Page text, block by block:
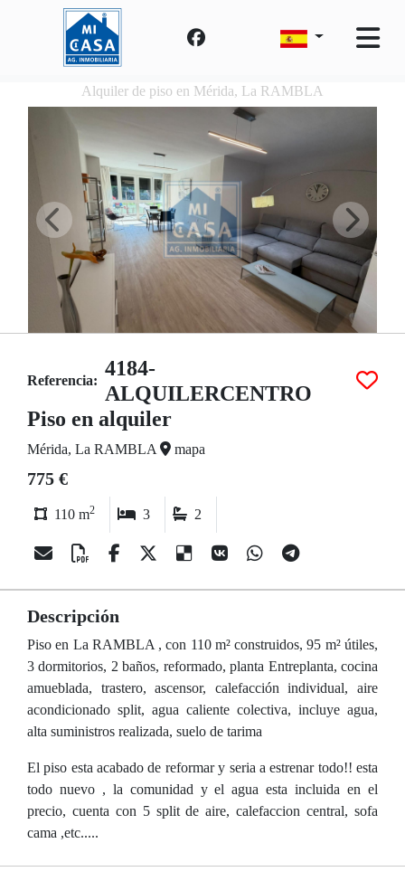
Alquiler de piso en Mérida, La RAMBLA
Referencia:
4184-
ALQUILERCENTRO
Piso en alquiler
Mérida, La RAMBLA mapa
775 €
110 m2 3 2
Descripción
Piso en La RAMBLA , con 110 m² construidos, 95 m² útiles,
3 dormitorios, 2 baños, reformado, planta Entreplanta, cocina
amueblada, trastero, ascensor, calefacción individual, aire
acondicionado split, agua caliente colectiva, incluye agua,
alta suministros realizada, suelo de tarima
El piso esta acabado de reformar y seria a estrenar todo!! esta
todo nuevo , la comunidad y el agua esta incluida en el
precio, cuenta con 5 split de aire, calefaccion central, sofa
cama ,etc.....